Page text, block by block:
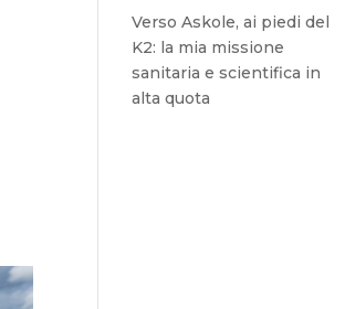
Verso Askole, ai piedi del
K2: la mia missione
sanitaria e scientifica in
alta quota